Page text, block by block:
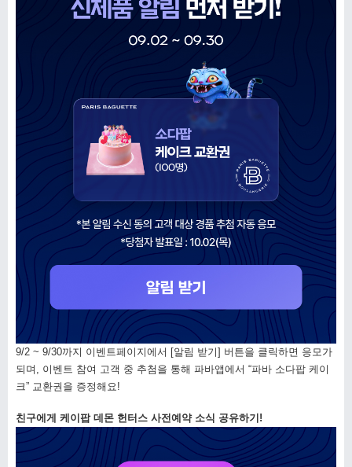
9/2 ~ 9/30까지 이벤트페이지에서 [알림 받기] 버튼을 클릭하면 응모가
되며, 이벤트 참여 고객 중 추첨을 통해 파바앱에서 “파바 소다팝 케이
크” 교환권을 증정해요!
친구에게 케이팝 데몬 헌터스 사전예약 소식 공유하기!